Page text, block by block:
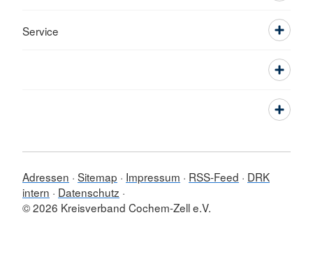
Service
Adressen Sitemap Impressum RSS-Feed
DRK
intern
Datenschutz
© 2026 Kreisverband Cochem-Zell e.V.